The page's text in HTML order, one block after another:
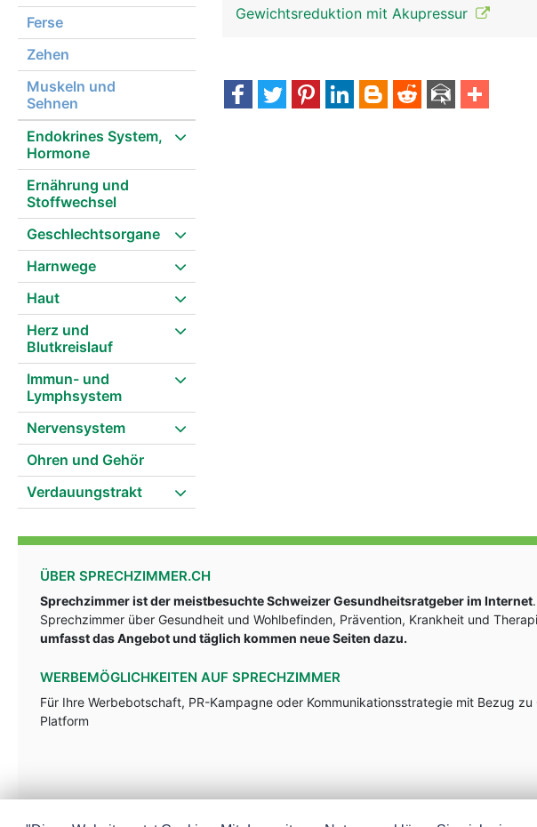
Ferse
Zehen
Muskeln und
Sehnen
Endokrines System,
Hormone
Ernährung und
Stoffwechsel
Geschlechtsorgane
Harnwege
Haut
Herz und
Blutkreislauf
Immun- und
Lymphsystem
Nervensystem
Ohren und Gehör
Verdauungstrakt
Gewichtsreduktion mit Akupressur
ÜBER SPRECHZIMMER.CH
Sprechzimmer ist der meistbesuchte Schweizer Gesundheitsratgeber im Internet
Sprechzimmer über Gesundheit und Wohlbefinden, Prävention, Krankheit und
umfasst das Angebot und täglich kommen neue Seiten dazu.
WERBEMÖGLICHKEITEN AUF SPRECHZIMMER
Für Ihre Werbebotschaft, PR-Kampagne oder Kommunikationsstrategie mit Bezug
Platform